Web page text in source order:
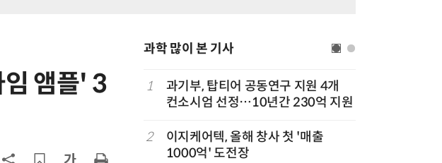
임 앰플' 3
과학 많이 본 기사
혈관 고위험 판정”…정
병 논의”
1
과기부, 탑티어 공동연구 지원 4개
컨소시엄 선정…10년간 230억 지원
2
이지케어텍, 올해 창사 첫 '매출
1000억' 도전장